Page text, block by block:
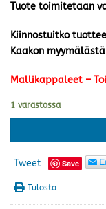
Tuote toimitetaan
Kiinnostuitko
Kaakon
Mallikappaleet –
1 varastossa
Tweet Save
Tulosta